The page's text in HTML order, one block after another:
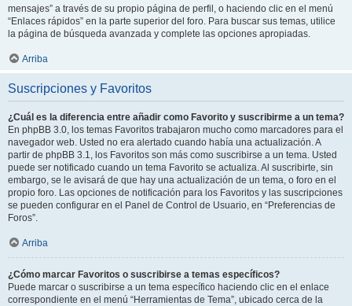
mensajes” a través de su propio página de perfil, o haciendo clic en el menú
“Enlaces rápidos” en la parte superior del foro. Para buscar sus temas, utilice
la página de búsqueda avanzada y complete las opciones apropiadas.
Arriba
Suscripciones y Favoritos
¿Cuál es la diferencia entre añadir como Favorito y suscribirme a un tema?
En phpBB 3.0, los temas Favoritos trabajaron mucho como marcadores para el
navegador web. Usted no era alertado cuando había una actualización. A
partir de phpBB 3.1, los Favoritos son más como suscribirse a un tema. Usted
puede ser notificado cuando un tema Favorito se actualiza. Al suscribirte, sin
embargo, se le avisará de que hay una actualización de un tema, o foro en el
propio foro. Las opciones de notificación para los Favoritos y las suscripciones
se pueden configurar en el Panel de Control de Usuario, en “Preferencias de
Foros”.
Arriba
¿Cómo marcar Favoritos o suscribirse a temas específicos?
Puede marcar o suscribirse a un tema específico haciendo clic en el enlace
correspondiente en el menú “Herramientas de Tema”, ubicado cerca de la